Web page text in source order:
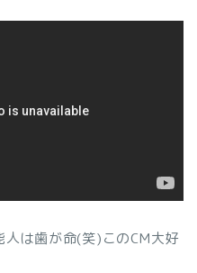
人は歯が命(笑)このCM大好